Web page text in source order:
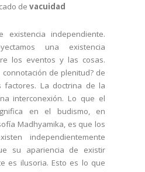
de vacuidad
independiente.
una existencia
los eventos y las cosas.
de plenitud? de
factores. La doctrina de la
interconexión. Lo que el
en el budismo, en
Madhyamika, es que los
independientemente
su apariencia de existir
es ilusoria. Esto es lo que